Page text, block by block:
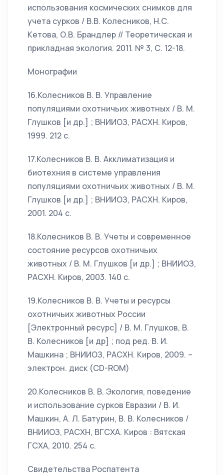
использования космических снимков для
учета сурков / В.В. Колесников, Н.С.
Кетова, О.В. Брандлер // Теоретическая и
прикладная экология. 2011. № 3, С. 12-18.
Монографии
16.Колесников В. В. Управление
популяциями охотничьих животных / В. М.
Глушков [и др.] ; ВНИИОЗ, РАСХН. Киров,
1999. 212 с.
17.Колесников В. В. Акклиматизация и
биотехния в системе управления
популяциями охотничьих животных / В. М.
Глушков [и др.] ; ВНИИОЗ, РАСХН. Киров,
2001. 204 с.
18.Колесников В. В. Учеты и современное
состояние ресурсов охотничьих
животных / В. М. Глушков [и др.] ; ВНИИОЗ,
РАСХН. Киров, 2003. 140 с.
19.Колесников В. В. Учеты и ресурсы
охотничьих животных России
[Электронный ресурс] / В. М. Глушков, В.
В. Колесников [и др] ; под ред. В. И.
Машкина ; ВНИИОЗ, РАСХН. Киров, 2009. –
электрон. диск (CD-ROM)
20.Колесников В. В. Экология, поведение
и использование сурков Евразии / В. И.
Машкин, А. Л. Батурин, В. В. Колесников /
ВНИИОЗ, РАСХН, ВГСХА. Киров : Вятская
ГСХА, 2010. 254 с.
Свидетельства Роспатента